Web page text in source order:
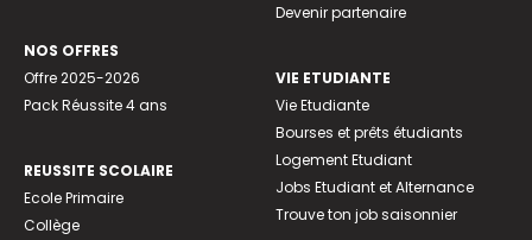
NOS OFFRES
Offre 2025-2026
Pack Réussite 4 ans
REUSSITE SCOLAIRE
Ecole Primaire
Collège
Devenir partenaire
VIE ETUDIANTE
Vie Etudiante
Bourses et prêts étudiants
Logement Etudiant
Jobs Etudiant et Alternance
Trouve ton job saisonnier